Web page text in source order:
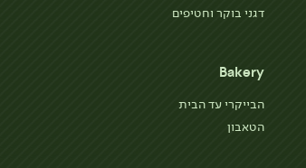
דגני בוקר וחטיפים
Bakery
הבייקרי עד הבית
הטאבון